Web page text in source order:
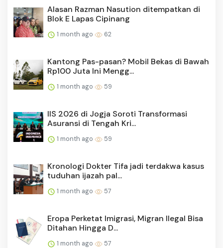
Alasan Razman Nasution ditempatkan di
Blok E Lapas Cipinang
1 month ago 62
Kantong Pas-pasan? Mobil Bekas di Bawah
Rp100 Juta Ini Mengg...
1 month ago 59
IIS 2026 di Jogja Soroti Transformasi
Asuransi di Tengah Kri...
1 month ago 59
Kronologi Dokter Tifa jadi terdakwa kasus
tuduhan ijazah pal...
1 month ago 57
Eropa Perketat Imigrasi, Migran Ilegal Bisa
Ditahan Hingga D...
1 month ago 57